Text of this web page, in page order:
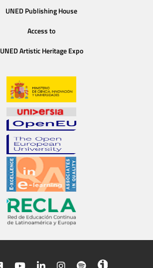
UNED Publishing House
Access to
UNED Artistic Heritage Expo